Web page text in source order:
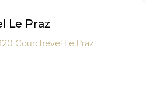
Le Praz
Courchevel Le Praz